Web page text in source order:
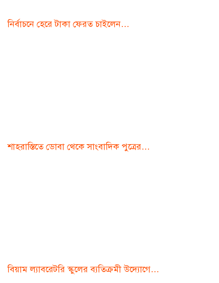
নির্বাচনে হেরে টাকা ফেরত চাইলেন…
শাহরাস্তিতে ডোবা থেকে সাংবাদিক পুত্রের…
বিয়াম ল্যাবরেটরি স্কুলের ব্যতিক্রমী উদ্যোগে…